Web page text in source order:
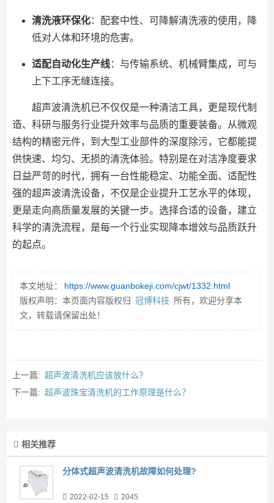
清洗液环保化：配套中性、可降解清洗液的使用，降
低对人体和环境的危害。
适配自动化生产线：与传输系统、机械臂集成，可与
上下工序无缝连接。
超声波清洗机已不仅仅是一种清洁工具，更是现代制
造、科研与服务行业提升效率与品质的重要装备。从微观
结构的精密元件，到大型工业部件的深度除污，它都能提
供快速、均匀、无损的清洗体验。特别是在对洁净度要求
日益严苛的时代，拥有一台性能稳定、功能全面、适配性
强的超声波清洗设备，不仅是企业提升工艺水平的体现，
更是走向高质量发展的关键一步。选择合适的设备，建立
科学的清洗流程，是每一个行业实现降本增效与品质跃升
的起点。
本文地址：
https://www.guanbokeji.com/cjwt/1332.html
版权声明：本页面内容版权归 冠博科技 所有，欢迎分享本
文，转载请保留出处！
上一篇: 超声波清洗机应该放什么？
下一篇: 超声波珠宝清洗机的工作原理是什么？
相关推荐
分体式超声波清洗机故障如何处理?
2022-02-15 2045